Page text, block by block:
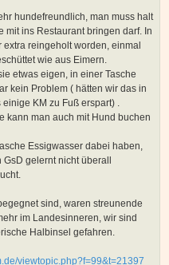
hundefreundlich, man muss halt
mit ins Restaurant bringen darf. In
reingeholt worden, einmal
wie aus Eimern.
etwas eigen, in einer Tasche
kein Problem ( hätten wir das in
KM zu Fuß erspart) .
kann man auch mit Hund buchen
Essigwasser dabei haben,
gelernt nicht überall
sind, waren streunende
im Landesinneren, wir sind
Halbinsel gefahren.
viewtopic.php?f=99&t=21397